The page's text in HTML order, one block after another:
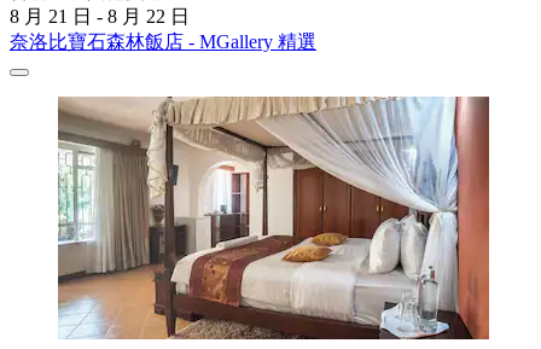
8 月 21 日 - 8 月 22 日
奈洛比寶石森林飯店 - MGallery 精選